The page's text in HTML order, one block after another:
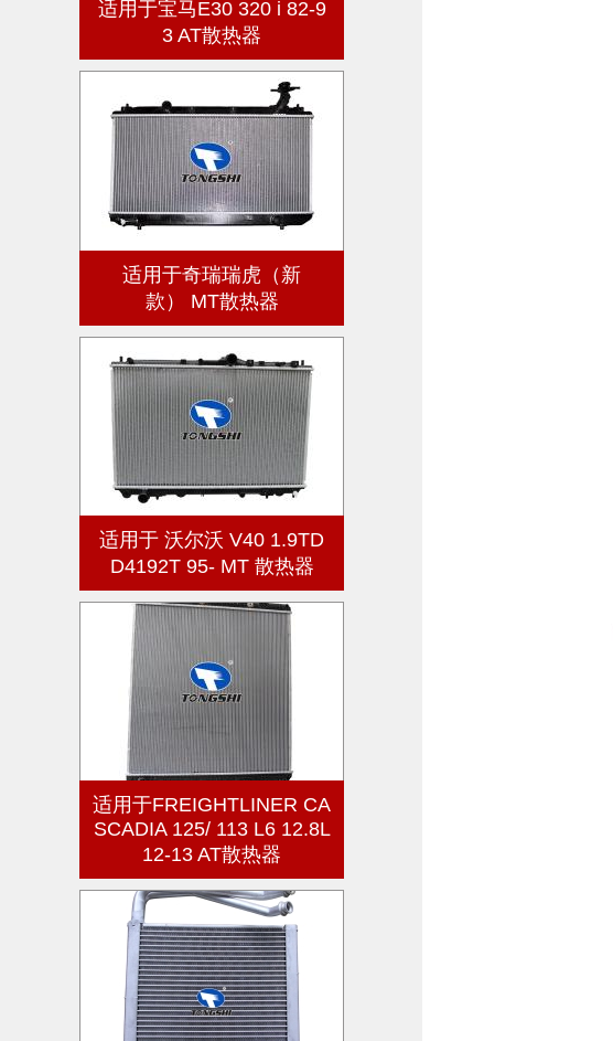
适用于宝马E30 320 i 82-9
3 AT散热器
适用于奇瑞瑞虎（新
款） MT散热器
适用于 沃尔沃 V40 1.9TD
D4192T 95- MT 散热器
适用于FREIGHTLINER CA
SCADIA 125/ 113 L6 12.8L
12-13 AT散热器